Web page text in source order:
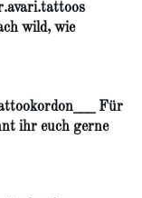
wild, wie
Für
ihr euch gerne